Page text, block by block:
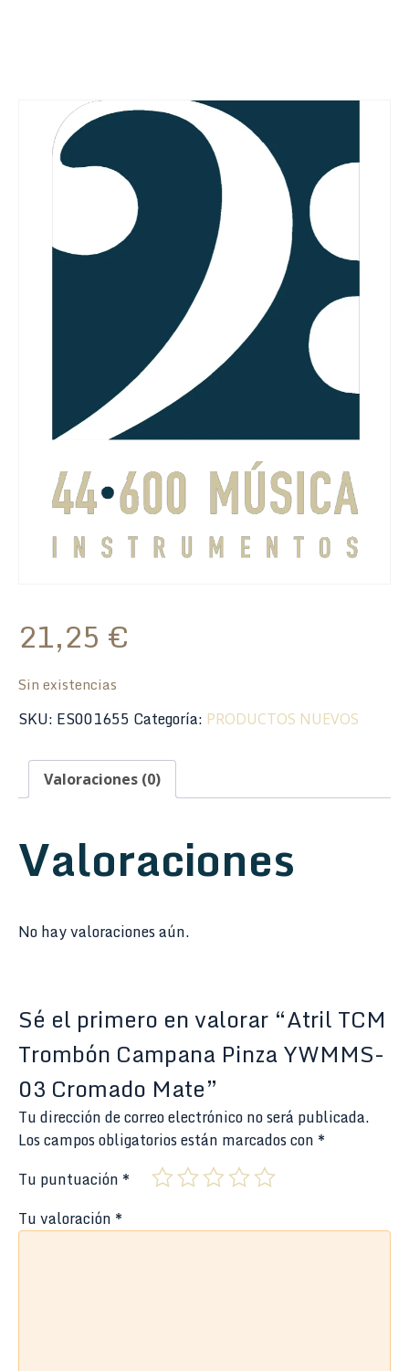
21,25 €
Sin existencias
SKU: ES001655 Categoría: PRODUCTOS NUEVOS
Valoraciones (0)
Valoraciones
No hay valoraciones aún.
Sé el primero en valorar “Atril TCM
Trombón Campana Pinza YWMMS-
03 Cromado Mate”
Tu dirección de correo electrónico no será publicada.
Los campos obligatorios están marcados con *
Tu puntuación *
Tu valoración *